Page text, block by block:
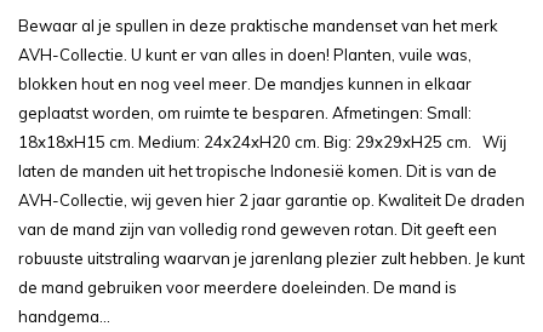
Bewaar al je spullen in deze praktische mandenset van het merk
AVH-Collectie. U kunt er van alles in doen! Planten, vuile was,
blokken hout en nog veel meer. De mandjes kunnen in elkaar
geplaatst worden, om ruimte te besparen. Afmetingen: Small:
18x18xH15 cm. Medium: 24x24xH20 cm. Big: 29x29xH25 cm. Wij
laten de manden uit het tropische Indonesië komen. Dit is van de
AVH-Collectie, wij geven hier 2 jaar garantie op. Kwaliteit De draden
van de mand zijn van volledig rond geweven rotan. Dit geeft een
robuuste uitstraling waarvan je jarenlang plezier zult hebben. Je kunt
de mand gebruiken voor meerdere doeleinden. De mand is
handgema...